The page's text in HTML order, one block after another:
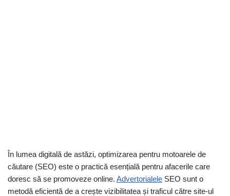
În lumea digitală de astăzi, optimizarea pentru motoarele de
căutare (SEO) este o practică esențială pentru afacerile care
doresc să se promoveze online. Advertorialele SEO sunt o
metodă eficientă de a crește vizibilitatea și traficul către site-ul